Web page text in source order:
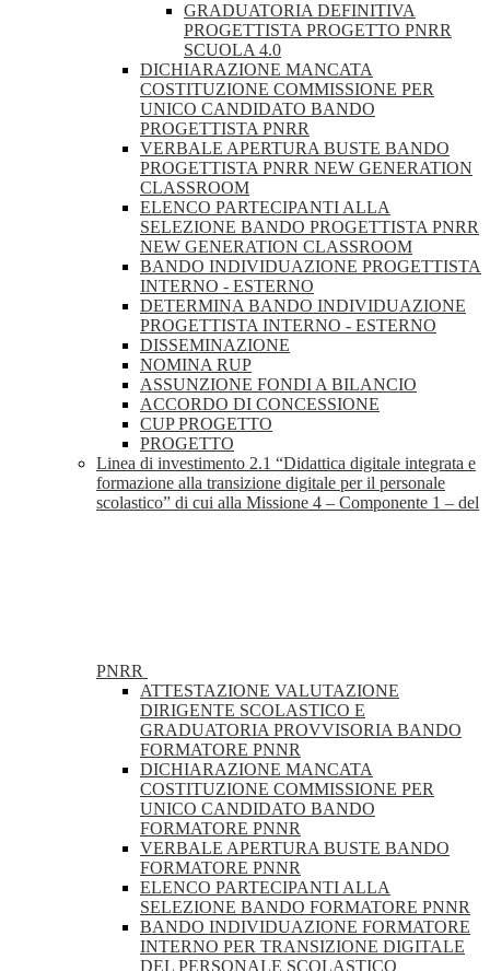
GRADUATORIA DEFINITIVA
PROGETTISTA PROGETTO PNRR
SCUOLA 4.0
DICHIARAZIONE MANCATA
COSTITUZIONE COMMISSIONE PER
UNICO CANDIDATO BANDO
PROGETTISTA PNRR
VERBALE APERTURA BUSTE BANDO
PROGETTISTA PNRR NEW GENERATION
CLASSROOM
ELENCO PARTECIPANTI ALLA
SELEZIONE BANDO PROGETTISTA PNRR
NEW GENERATION CLASSROOM
BANDO INDIVIDUAZIONE PROGETTISTA
INTERNO - ESTERNO
DETERMINA BANDO INDIVIDUAZIONE
PROGETTISTA INTERNO - ESTERNO
DISSEMINAZIONE
NOMINA RUP
ASSUNZIONE FONDI A BILANCIO
ACCORDO DI CONCESSIONE
CUP PROGETTO
PROGETTO
Linea di investimento 2.1 “Didattica digitale integrata e
formazione alla transizione digitale per il personale
scolastico” di cui alla Missione 4 – Componente 1 – del
PNRR
ATTESTAZIONE VALUTAZIONE
DIRIGENTE SCOLASTICO E
GRADUATORIA PROVVISORIA BANDO
FORMATORE PNNR
DICHIARAZIONE MANCATA
COSTITUZIONE COMMISSIONE PER
UNICO CANDIDATO BANDO
FORMATORE PNNR
VERBALE APERTURA BUSTE BANDO
FORMATORE PNNR
ELENCO PARTECIPANTI ALLA
SELEZIONE BANDO FORMATORE PNNR
BANDO INDIVIDUAZIONE FORMATORE
INTERNO PER TRANSIZIONE DIGITALE
DEL PERSONALE SCOLASTICO